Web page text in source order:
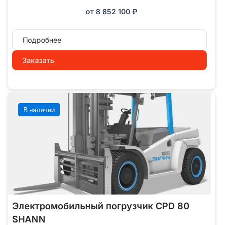
от 8 852 100 ₽
Подробнее
Заказать
В наличии
Электромобильный погрузчик CPD 80
SHANN